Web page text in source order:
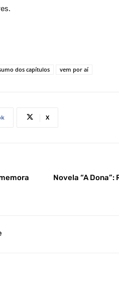
dos capítulos vem por aí
X
Novela “A